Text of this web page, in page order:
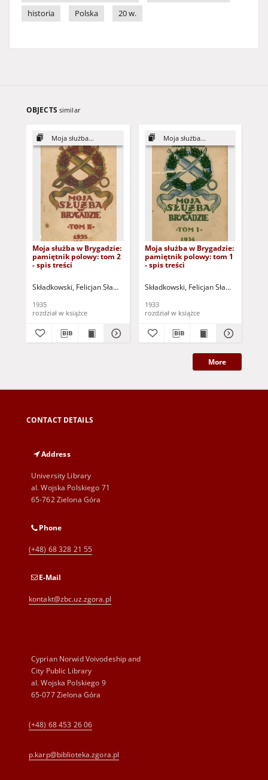
historia
Polska 20 w.
OBJECTS similar
Moja służba...
Moja służba w Brygadzie:
pamiętnik polowy: tom 2
- spis treści
Składkowski, Felicjan Sławoj (1885-1962)
1935
rozdział w książce
Moja służba...
Moja służba w Brygadzie:
pamiętnik polowy: tom 1
- spis treści
Składkowski, Felicjan Sławoj (1885-
1933
rozdział w książce
More
CONTACT DETAILS
Address
University Library
al. Wojska Polskiego 71
65-762 Zielona Góra
Phone
(+48) 68 328 21 55
E-Mail
kontakt@zbc.uz.zgora.pl
Cyprian Norwid Voivodeship and
City Public Library
al. Wojska Polskiego 9
65-077 Zielona Góra
(+48) 68 453 26 06
p.karp@biblioteka.zgora.pl